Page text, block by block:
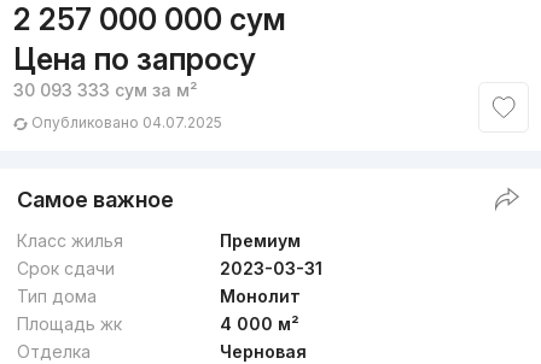
2 257 000 000 сум
Цена по запросу
30 093 333 сум за м²
Опубликовано 04.07.2025
Самое важное
Класс жилья
Премиум
Срок сдачи
2023-03-31
Тип дома
Монолит
Площадь жк
4 000 м²
Отделка
Черновая